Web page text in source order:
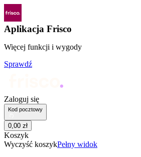
Aplikacja Frisco
Więcej funkcji i wygody
Sprawdź
Zaloguj się
Kod pocztowy
0,00 zł
Koszyk
Wyczyść koszykPełny widok